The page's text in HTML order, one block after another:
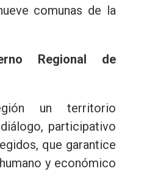
comunas de la
Regional de
un territorio
participativo
que garantice
y económico